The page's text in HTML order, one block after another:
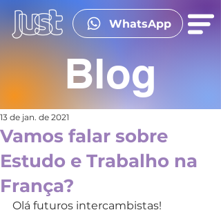
WhatsApp
Blog
Vamos falar sobre
Estudo e Trabalho na
França?
13 de jan. de 2021
Olá futuros intercambistas!